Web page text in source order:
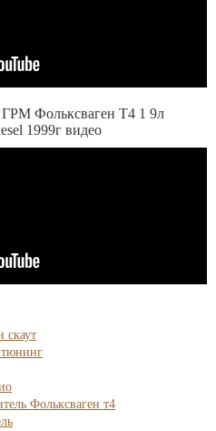
ГРМ Фольксваген Т4 1 9л
1999г видео
скаут
Фольксваген т4